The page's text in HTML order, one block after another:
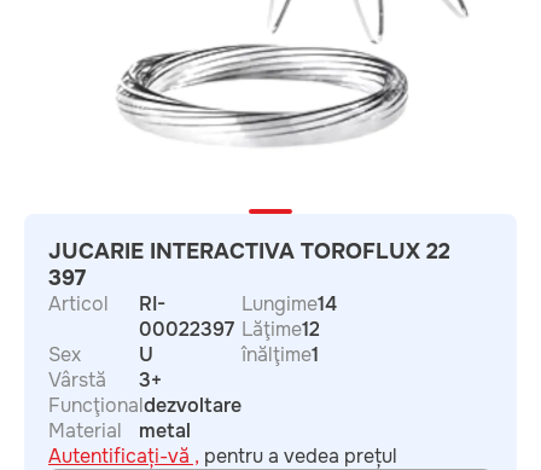
JUCARIE INTERACTIVA TOROFLUX 22
397
Articol
RI-
00022397
Sex
U
Vârstă
3+
Funcţionaldezvoltare
Material
metal
Lungime14
Lăţime12
înălţime1
Autentificați-vă , pentru a vedea prețul